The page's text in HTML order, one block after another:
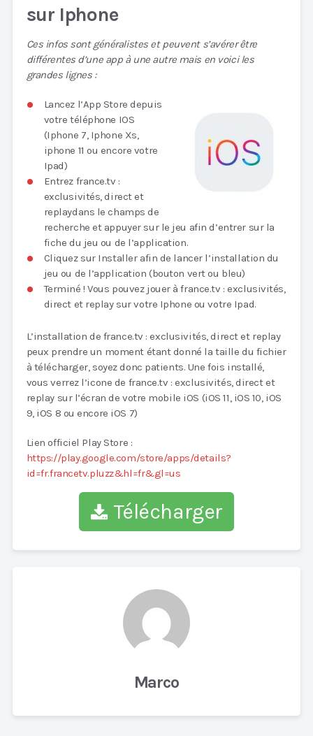
sur Iphone
Ces infos sont généralistes et peuvent s’avérer être
différentes d’une app à une autre mais en voici les
grandes lignes :
Lancez l’App Store depuis
votre téléphone IOS
(Iphone 7, Iphone Xs,
iphone 11 ou encore votre
Ipad)
Entrez france.tv :
exclusivités, direct et
replaydans le champs de
recherche et appuyer sur le jeu afin d’entrer sur la
fiche du jeu ou de l’application.
Cliquez sur Installer afin de lancer l’installation du
jeu ou de l’application (bouton vert ou bleu)
Terminé ! Vous pouvez jouer à france.tv : exclusivités,
direct et replay sur votre Iphone ou votre Ipad.
L’installation de france.tv : exclusivités, direct et replay
peux prendre un moment étant donné la taille du fichier
à télécharger, soyez donc patients. Une fois installé,
vous verrez l’icone de france.tv : exclusivités, direct et
replay sur l’écran de votre mobile iOS (iOS 11, iOS 10, iOS
9, iOS 8 ou encore iOS 7)
Lien officiel Play Store :
https://play.google.com/store/apps/details?
id=fr.francetv.pluzz&hl=fr&gl=us
Télécharger
Marco